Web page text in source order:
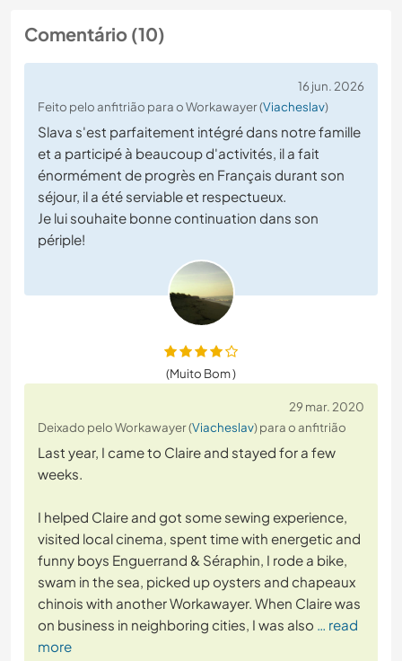
Comentário (10)
16 jun. 2026
Feito pelo anfitrião para o Workawayer (Viacheslav)
Slava s'est parfaitement intégré dans notre famille
et a participé à beaucoup d'activités, il a fait
énormément de progrès en Français durant son
séjour, il a été serviable et respectueux.
Je lui souhaite bonne continuation dans son
périple!
(Muito Bom )
29 mar. 2020
Deixado pelo Workawayer (Viacheslav) para o anfitrião
Last year, I came to Claire and stayed for a few
weeks.
I helped Claire and got some sewing experience,
visited local cinema, spent time with energetic and
funny boys Enguerrand & Séraphin, I rode a bike,
swam in the sea, picked up oysters and chapeaux
chinois with another Workawayer. When Claire was
on business in neighboring cities, I was also … read
more